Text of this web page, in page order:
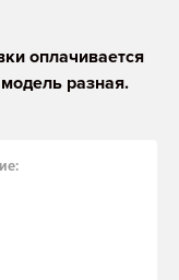
оплачивается
разная.